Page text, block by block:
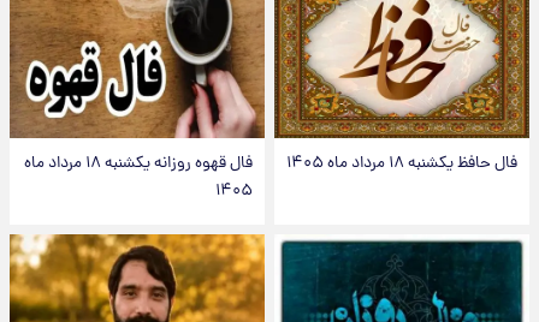
فال حافظ یکشنبه ۱۸ مرداد ماه ۱۴۰۵
فال قهوه روزانه یکشنبه ۱۸ مرداد ماه
۱۴۰۵